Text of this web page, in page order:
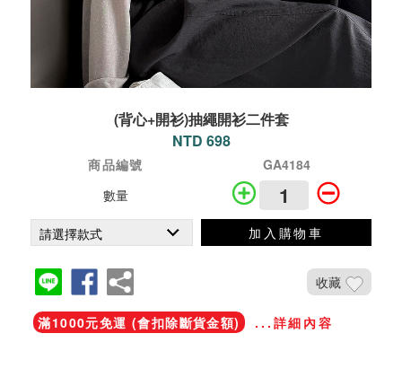
(背心+開衫)抽繩開衫二件套
NTD 698
商品編號
GA4184
數量
加入購物車
收藏
滿1000元免運 (會扣除斷貨金額) ...詳細內容